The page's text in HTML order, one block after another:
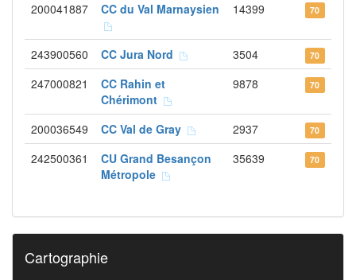
200041887 CC du Val Marnaysien 14399 70
243900560 CC Jura Nord 3504 70
247000821
CC Rahin et
Chérimont
9878 70
200036549 CC Val de Gray 2937 70
242500361
CU Grand Besançon
Métropole
35639 70
Cartographie